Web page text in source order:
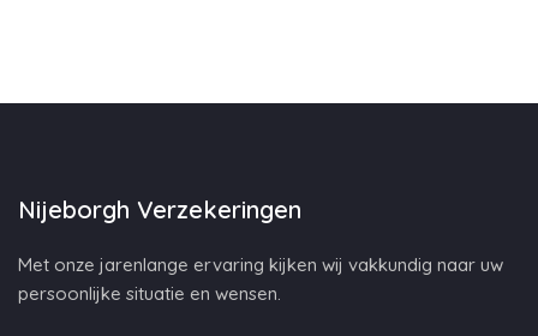
Nijeborgh Verzekeringen
Met onze jarenlange ervaring kijken wij vakkundig naar uw
persoonlijke situatie en wensen.